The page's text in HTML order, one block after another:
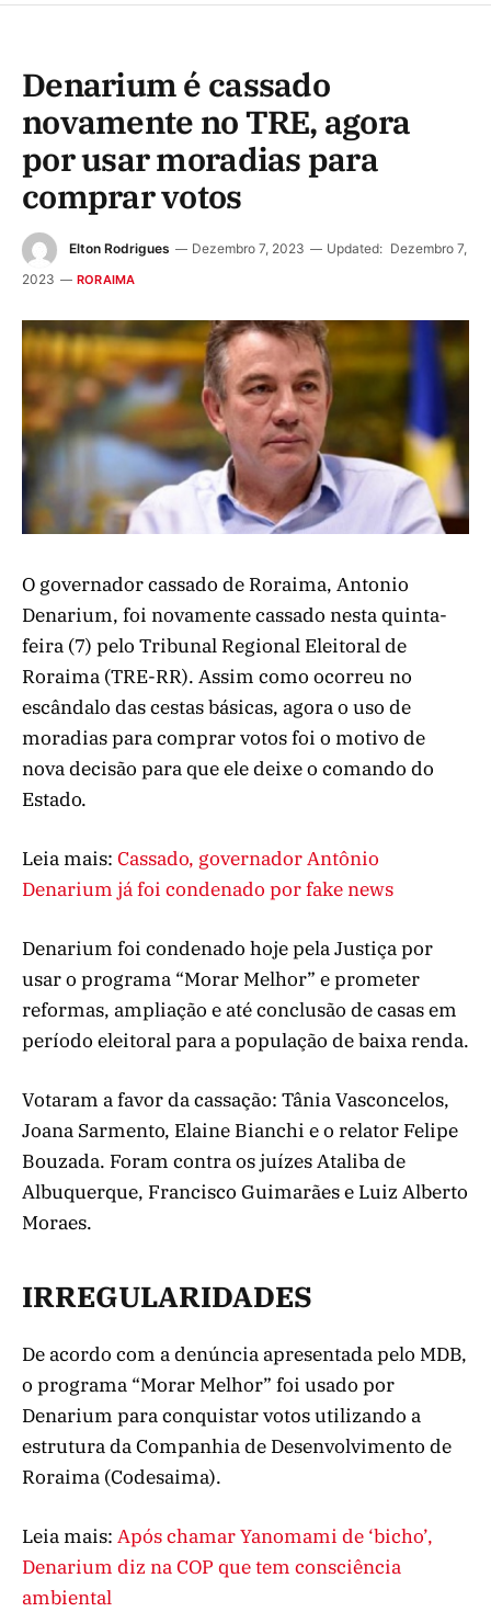
Denarium é cassado
novamente no TRE, agora
por usar moradias para
comprar votos
Elton Rodrigues Dezembro 7, 2023 Updated: Dezembro 7,
2023
RORAIMA
O governador cassado de Roraima, Antonio
Denarium, foi novamente cassado nesta quinta-
feira (7) pelo Tribunal Regional Eleitoral de
Roraima (TRE-RR). Assim como ocorreu no
escândalo das cestas básicas, agora o uso de
moradias para comprar votos foi o motivo de
nova decisão para que ele deixe o comando do
Estado.
Leia mais: Cassado, governador Antônio
Denarium já foi condenado por fake news
Denarium foi condenado hoje pela Justiça por
usar o programa “Morar Melhor” e prometer
reformas, ampliação e até conclusão de casas em
período eleitoral para a população de baixa renda.
Votaram a favor da cassação: Tânia Vasconcelos,
Joana Sarmento, Elaine Bianchi e o relator Felipe
Bouzada. Foram contra os juízes Ataliba de
Albuquerque, Francisco Guimarães e Luiz Alberto
Moraes.
IRREGULARIDADES
De acordo com a denúncia apresentada pelo MDB,
o programa “Morar Melhor” foi usado por
Denarium para conquistar votos utilizando a
estrutura da Companhia de Desenvolvimento de
Roraima (Codesaima).
Leia mais: Após chamar Yanomami de ‘bicho’,
Denarium diz na COP que tem consciência
ambiental